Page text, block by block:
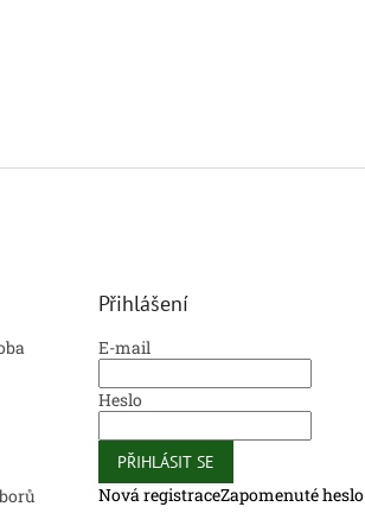
Přihlášení
E-mail
Heslo
PŘIHLÁSIT SE
Nová registraceZapomenuté heslo